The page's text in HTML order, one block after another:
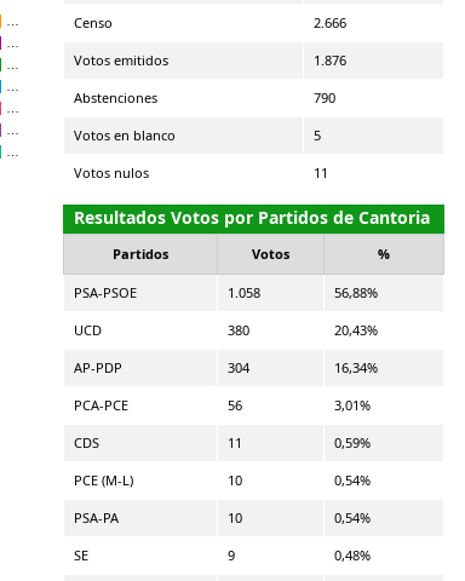
Censo 2.666
Votos emitidos 1.876
Abstenciones 790
Votos en blanco 5
Votos nulos 11
Resultados Votos por Partidos de Cantoria
Partidos Votos %
PSA-PSOE 1.058 56,88%
UCD 380 20,43%
AP-PDP 304 16,34%
PCA-PCE 56 3,01%
CDS 11 0,59%
PCE (M-L) 10 0,54%
PSA-PA 10 0,54%
SE 9 0,48%